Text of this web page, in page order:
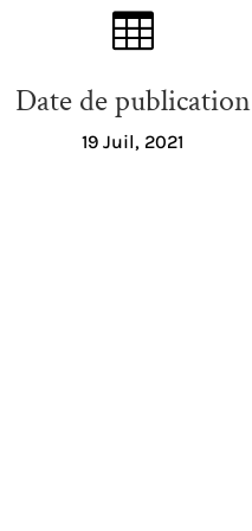

Date de publication
19 Juil, 2021